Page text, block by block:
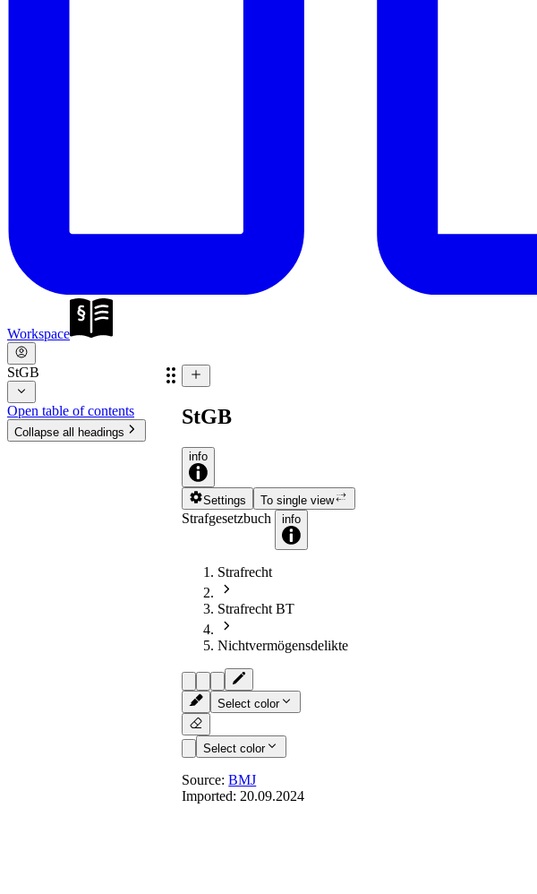
Workspace
StGB
Open table of contents
Collapse all headings
StGB
info
Settings To single view
Strafgesetzbuch info
Strafrecht
Strafrecht BT
Nichtvermögensdelikte
Select color
Select color
Source:BMJ
Imported: 20.09.2024